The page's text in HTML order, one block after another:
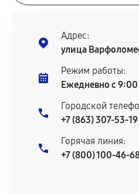
Адрес:
улица
Режим работы:
Ежедневно с
Городской
+7 (863) 307-53-19
Горячая линия:
+7 (800) 100-46-